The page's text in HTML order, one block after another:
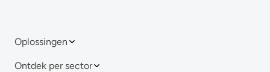
Oplossingen
Ontdek per sector